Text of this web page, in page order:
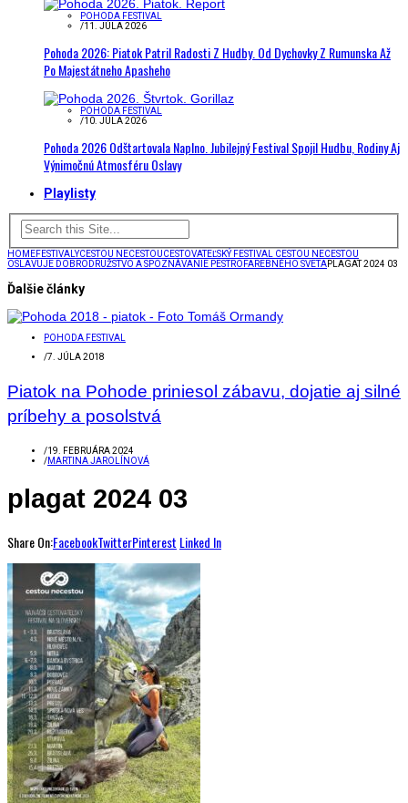
POHODA FESTIVAL
/11. JÚLA 2026
Pohoda 2026: Piatok Patril Radosti Z Hudby. Od Dychovky Z Rumunska Až
Po Majestátneho Apasheho
POHODA FESTIVAL
/10. JÚLA 2026
Pohoda 2026 Odštartovala Naplno. Jubilejný Festival Spojil Hudbu, Rodiny Aj
Výnimočnú Atmosféru Oslavy
Playlisty
HOMEFESTIVALYCESTOU NECESTOUCESTOVATEĽSKÝ FESTIVAL CESTOU NECESTOU
OSLAVUJE DOBRODRUŽSTVO A SPOZNÁVANIE PESTROFAREBNÉHO SVETAPLAGAT 2024 03
Ďalšie články
POHODA FESTIVAL
/7. JÚLA 2018
Piatok na Pohode priniesol zábavu, dojatie aj silné
príbehy a posolstvá
/19. FEBRUÁRA 2024
/MARTINA JAROLÍNOVÁ
plagat 2024 03
Share On:FacebookTwitterPinterest Linked In